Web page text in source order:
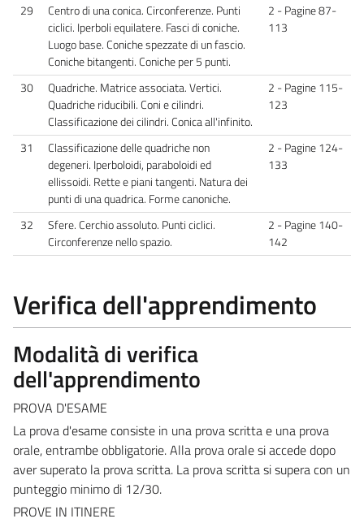
29
Centro di una conica. Circonferenze. Punti
ciclici. Iperboli equilatere. Fasci di coniche.
Luogo base. Coniche spezzate di un fascio.
Coniche bitangenti. Coniche per 5 punti.
2 - Pagine 87-
113
30
Quadriche. Matrice associata. Vertici.
Quadriche riducibili. Coni e cilindri.
Classificazione dei cilindri. Conica all'infinito.
2 - Pagine 115-
123
31
Classificazione delle quadriche non
degeneri. Iperboloidi, paraboloidi ed
ellissoidi. Rette e piani tangenti. Natura dei
punti di una quadrica. Forme canoniche.
2 - Pagine 124-
133
32
Sfere. Cerchio assoluto. Punti ciclici.
Circonferenze nello spazio.
2 - Pagine 140-
142
Verifica dell'apprendimento
Modalità di verifica
dell'apprendimento
PROVA D'ESAME
La prova d'esame consiste in una prova scritta e una prova
orale, entrambe obbligatorie. Alla prova orale si accede dopo
aver superato la prova scritta. La prova scritta si supera con un
punteggio minimo di 12/30.
PROVE IN ITINERE